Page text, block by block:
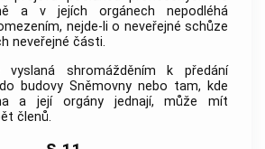
a v jejích orgánech nepodléhá
nejde-li o neveřejné schůze
neveřejné části.
vyslaná shromážděním k předání
do budovy Sněmovny nebo tam, kde
a její orgány jednají, může mít
členů.